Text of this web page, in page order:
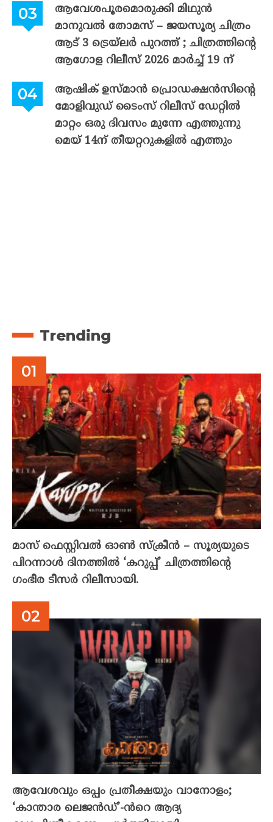
ആവേശപൂരമൊരുക്കി മിഥുൻ
മാനുവൽ തോമസ് – ജയസൂര്യ ചിത്രം
ആട് 3 ട്രെയ്‌ലർ പുറത്ത് ; ചിത്രത്തിന്റെ
ആഗോള റിലീസ് 2026 മാർച്ച് 19 ന്
ആഷിക് ഉസ്മാൻ പ്രൊഡക്ഷൻസിന്റെ
മോളിവുഡ് ടൈംസ് റിലീസ് ഡേറ്റിൽ
മാറ്റം ഒരു ദിവസം മുന്നേ എത്തുന്നു
മെയ് 14ന് തീയറ്ററുകളിൽ എത്തും
Trending
മാസ് ഫെസ്റ്റിവൽ ഓൺ സ്‌ക്രീൻ – സൂര്യയുടെ
പിറന്നാൾ ദിനത്തിൽ ‘കറുപ്പ്’ ചിത്രത്തിന്റെ
ഗംഭീര ടീസർ റിലീസായി.
ആവേശവും ഒപ്പം പ്രതീക്ഷയും വാനോളം;
‘കാന്താര ലെജൻഡ്’-ൻറെ ആദ്യ